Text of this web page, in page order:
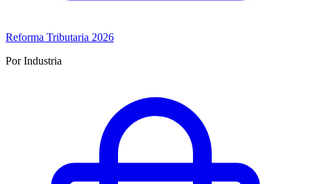
Reforma Tributaria 2026
Por Industria